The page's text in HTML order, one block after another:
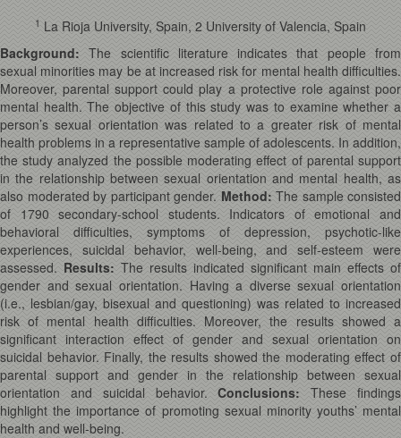
1 La Rioja University, Spain, 2 University of Valencia, Spain
Background: The scientific literature indicates that people from
sexual minorities may be at increased risk for mental health difficulties.
Moreover, parental support could play a protective role against poor
mental health. The objective of this study was to examine whether a
person’s sexual orientation was related to a greater risk of mental
health problems in a representative sample of adolescents. In addition,
the study analyzed the possible moderating effect of parental support
in the relationship between sexual orientation and mental health, as
also moderated by participant gender. Method: The sample consisted
of 1790 secondary-school students. Indicators of emotional and
behavioral difficulties, symptoms of depression, psychotic-like
experiences, suicidal behavior, well-being, and self-esteem were
assessed. Results: The results indicated significant main effects of
gender and sexual orientation. Having a diverse sexual orientation
(i.e., lesbian/gay, bisexual and questioning) was related to increased
risk of mental health difficulties. Moreover, the results showed a
significant interaction effect of gender and sexual orientation on
suicidal behavior. Finally, the results showed the moderating effect of
parental support and gender in the relationship between sexual
orientation and suicidal behavior.Conclusions: These findings
highlight the importance of promoting sexual minority youths’ mental
health and well-being.